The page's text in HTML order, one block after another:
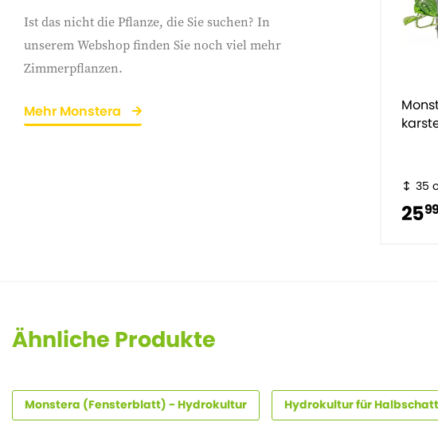
Ist das nicht die Pflanze, die Sie suchen? In
unserem Webshop finden Sie noch viel mehr
Zimmerpflanzen.
Mehr Monstera
35
25
Ähnliche Produkte
Monstera (Fensterblatt) - Hydrokultur Hydrokultur für